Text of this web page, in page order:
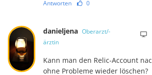
Antworten 0
danieljena Oberarzt/-
ärztin
Kann man den Relic-Account
ohne Probleme wieder löschen?